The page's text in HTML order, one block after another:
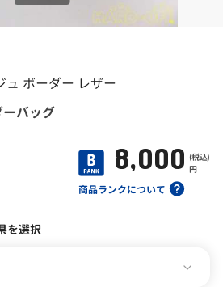
ュ ボーダー レザー
バッグ
商品ランクについて
8,000 (税込)
円
を選択